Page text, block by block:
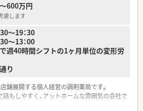
などの融通が通りやすい環境です。
業を含む給与となりますが、全社の平均残業
る方には借り上げ社宅制度のご用意がござ
メ＞
たい方
600万円
慮します
～19：30
13：00
週40時間シフトの1ヶ月単位の変形労
り
舗展開する個人経営の調剤薬局です。
もしやすく、アットホームな雰囲気の会社で